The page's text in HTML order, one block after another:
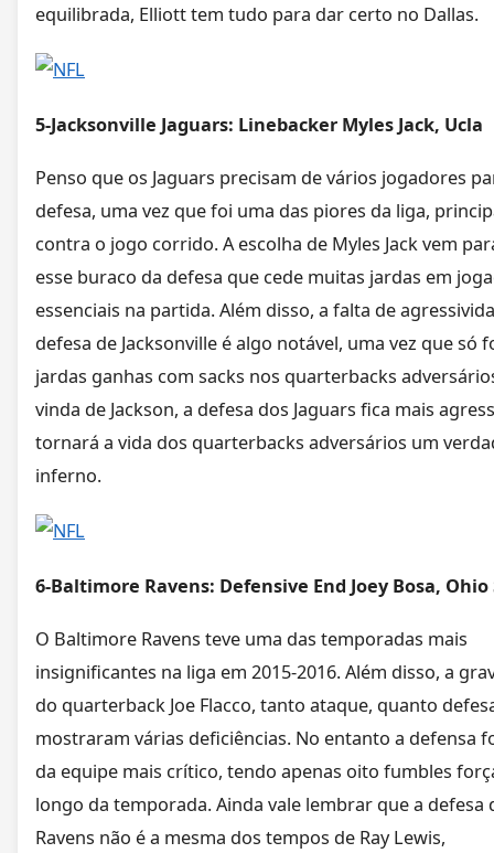
equilibrada, Elliott tem tudo para dar certo no Dallas.
5-Jacksonville Jaguars: Linebacker Myles Jack, Ucla
Penso que os Jaguars precisam de vários jogadores
defesa, uma vez que foi uma das piores da liga,
contra o jogo corrido. A escolha de Myles Jack vem
esse buraco da defesa que cede muitas jardas em
essenciais na partida. Além disso, a falta de
defesa de Jacksonville é algo notável, uma vez que só
jardas ganhas com sacks nos quarterbacks
vinda de Jackson, a defesa dos Jaguars fica mais
tornará a vida dos quarterbacks adversários um
inferno.
6-Baltimore Ravens: Defensive End Joey Bosa,
O Baltimore Ravens teve uma das temporadas mais
insignificantes na liga em 2015-2016. Além disso, a
do quarterback Joe Flacco, tanto ataque, quanto
mostraram várias deficiências. No entanto a defensa
da equipe mais crítico, tendo apenas oito fumbles
longo da temporada. Ainda vale lembrar que a defesa
Ravens não é a mesma dos tempos de Ray Lewis,